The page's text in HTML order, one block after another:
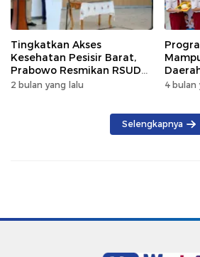
Tingkatkan Akses
Kesehatan Pesisir Barat,
Prabowo Resmikan RSUD
KH Muhammad Thohir
2 bulan yang lalu 4 bulan
Selengkapnya